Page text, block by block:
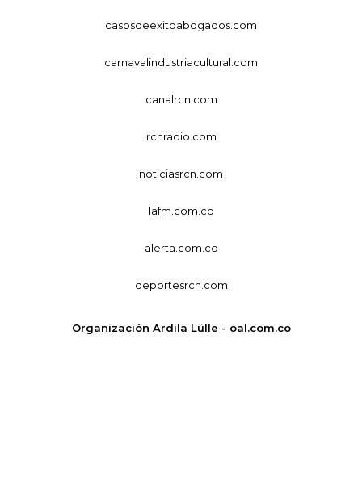
casosdeexitoabogados.com
carnavalindustriacultural.com
canalrcn.com
rcnradio.com
noticiasrcn.com
lafm.com.co
alerta.com.co
deportesrcn.com
Organización Ardila Lülle - oal.com.co